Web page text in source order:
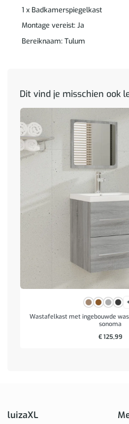
1 x Badkamerspiegelkast
Montage vereist: Ja
Bereiknaam: Tulum
Dit vind je misschien ook
Wastafelkast met ingebouwde
sonoma
€125,99
luizaXL